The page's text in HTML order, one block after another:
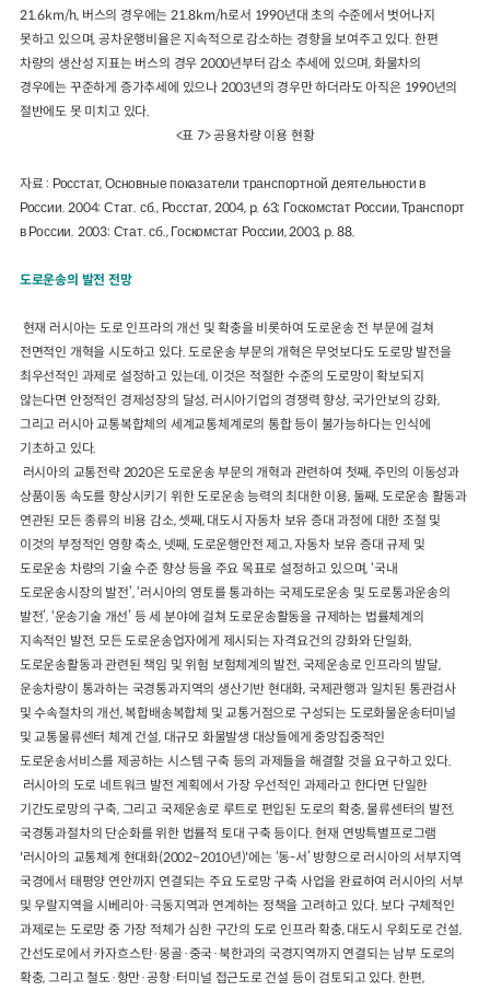
21.6km/h, 버스의 경우에는 21.8km/h로서 1990년대 초의 수준에서 벗어나지
못하고 있으며, 공차운행비율은 지속적으로 감소하는 경향을 보여주고 있다. 한편
차량의 생산성 지표는 버스의 경우 2000년부터 감소 추세에 있으며, 화물차의
경우에는 꾸준하게 증가추세에 있으나 2003년의 경우만 하더라도 아직은 1990년의
절반에도 못 미치고 있다.
<표 7> 공용차량 이용 현황
자료 : Росстат, Основные показатели транспортной деятельности в
России. 2004: Стат. сб., Росстат, 2004, p. 63; Госкомстат России, Транспорт
в России. 2003: Стат. сб., Госкомстат России, 2003, p. 88.
도로운송의 발전 전망
현재 러시아는 도로 인프라의 개선 및 확충을 비롯하여 도로운송 전 부문에 걸쳐
전면적인 개혁을 시도하고 있다. 도로운송 부문의 개혁은 무엇보다도 도로망 발전을
최우선적인 과제로 설정하고 있는데, 이것은 적절한 수준의 도로망이 확보되지
않는다면 안정적인 경제성장의 달성, 러시아기업의 경쟁력 향상, 국가안보의 강화,
그리고 러시아 교통복합체의 세계교통체계로의 통합 등이 불가능하다는 인식에
기초하고 있다.
러시아의 교통전략 2020은 도로운송 부문의 개혁과 관련하여 첫째, 주민의 이동성과
상품이동 속도를 향상시키기 위한 도로운송 능력의 최대한 이용, 둘째, 도로운송 활동과
연관된 모든 종류의 비용 감소, 셋째, 대도시 자동차 보유 증대 과정에 대한 조절 및
이것의 부정적인 영향 축소, 넷째, 도로운행안전 제고, 자동차 보유 증대 규제 및
도로운송 차량의 기술 수준 향상 등을 주요 목표로 설정하고 있으며, ‘국내
도로운송시장의 발전’, ‘러시아의 영토를 통과하는 국제도로운송 및 도로통과운송의
발전’, ‘운송기술 개선’ 등 세 분야에 걸쳐 도로운송활동을 규제하는 법률체계의
지속적인 발전, 모든 도로운송업자에게 제시되는 자격요건의 강화와 단일화,
도로운송활동과 관련된 책임 및 위험 보험체계의 발전, 국제운송로 인프라의 발달,
운송차량이 통과하는 국경통과지역의 생산기반 현대화, 국제관행과 일치된 통관검사
및 수속절차의 개선, 복합배송복합체 및 교통거점으로 구성되는 도로화물운송터미널
및 교통물류센터 체계 건설, 대규모 화물발생 대상들에게 중앙집중적인
도로운송서비스를 제공하는 시스템 구축 등의 과제들을 해결할 것을 요구하고 있다.
러시아의 도로 네트워크 발전 계획에서 가장 우선적인 과제라고 한다면 단일한
기간도로망의 구축, 그리고 국제운송로 루트로 편입된 도로의 확충, 물류센터의 발전,
국경통과절차의 단순화를 위한 법률적 토대 구축 등이다. 현재 연방특별프로그램
'러시아의 교통체계 현대화(2002~2010년)'에는 ‘동-서’ 방향으로 러시아의 서부지역
국경에서 태평양 연안까지 연결되는 주요 도로망 구축 사업을 완료하여 러시아의 서부
및 우랄지역을 시베리아·극동지역과 연계하는 정책을 고려하고 있다. 보다 구체적인
과제로는 도로망 중 가장 적체가 심한 구간의 도로 인프라 확충, 대도시 우회도로 건설,
간선도로에서 카자흐스탄·몽골·중국·북한과의 국경지역까지 연결되는 남부 도로의
확충, 그리고 철도·항만·공항·터미널 접근도로 건설 등이 검토되고 있다. 한편,